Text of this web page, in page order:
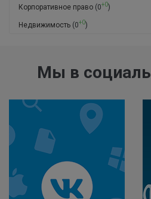
Корпоративное право (0+0)
Недвижимость (0+0)
Мы в